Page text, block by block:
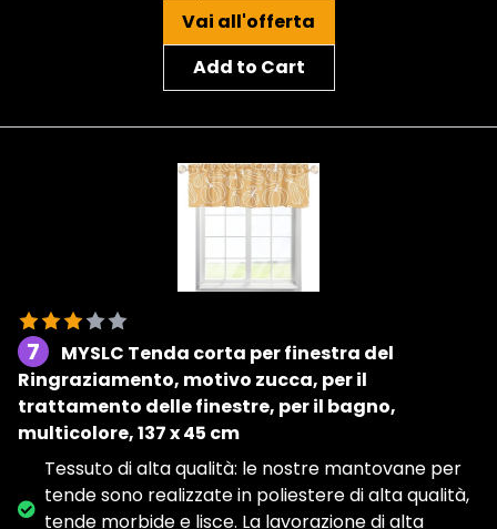
Vai all'offerta
Add to Cart
7
MYSLC Tenda corta per finestra del
Ringraziamento, motivo zucca, per il
trattamento delle finestre, per il bagno,
multicolore, 137 x 45 cm
Tessuto di alta qualità: le nostre mantovane per
tende sono realizzate in poliestere di alta qualità,
tende morbide e lisce. La lavorazione di alta